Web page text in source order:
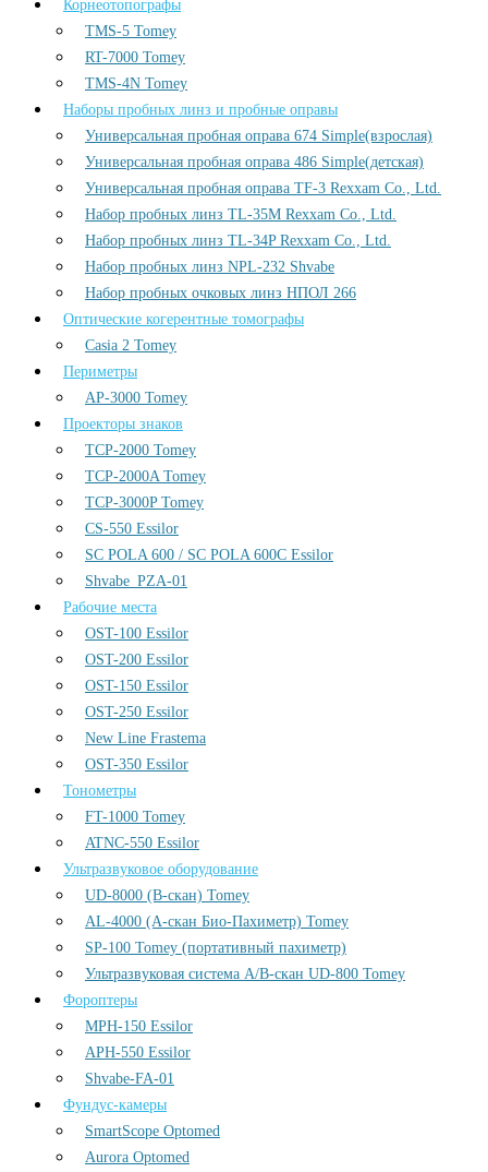
Корнеотопографы
TMS-5 Tomey
RT-7000 Tomey
TMS-4N Tomey
Наборы пробных линз и пробные оправы
Универсальная пробная оправа 674 Simple(взрослая)
Универсальная пробная оправа 486 Simple(детская)
Универсальная пробная оправа TF-3 Rexxam Co., Ltd.
Набор пробных линз TL-35M Rexxam Co., Ltd.
Набор пробных линз TL-34P Rexxam Co., Ltd.
Набор пробных линз NPL-232 Shvabe
Набор пробных очковых линз НПОЛ 266
Оптические когерентные томографы
Casia 2 Tomey
Периметры
AP-3000 Tomey
Проекторы знаков
TCP-2000 Tomey
TCP-2000A Tomey
TCP-3000P Tomey
CS-550 Essilor
SC POLA 600 / SC POLA 600С Essilor
Shvabe_PZA-01
Рабочие места
OST-100 Essilor
OST-200 Essilor
OST-150 Essilor
OST-250 Essilor
New Line Frastema
OST-350 Essilor
Тонометры
FT-1000 Tomey
ATNC-550 Essilor
Ультразвуковое оборудование
UD-8000 (В-скан) Tomey
AL-4000 (А-скан Био-Пахиметр) Tomey
SP-100 Tomey (портативный пахиметр)
Ультразвуковая система А/В-скан UD-800 Tomey
Фороптеры
MPH-150 Essilor
APH-550 Essilor
Shvabe-FA-01
Фундус-камеры
SmartScope Optomed
Aurora Optomed